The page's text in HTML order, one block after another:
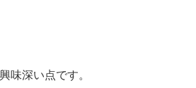
味深い点です。